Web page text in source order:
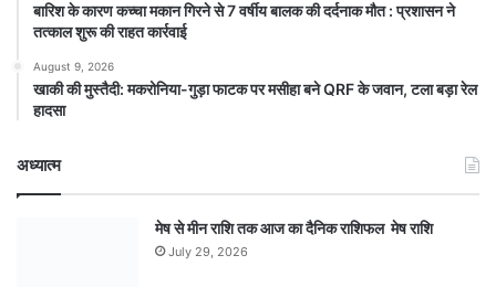
बारिश के कारण कच्चा मकान गिरने से 7 वर्षीय बालक की दर्दनाक मौत : प्रशासन ने
तत्काल शुरू की राहत कार्रवाई
August 9, 2026
खाकी की मुस्तैदी: मकरोनिया-गुड़ा फाटक पर मसीहा बने QRF के जवान, टला बड़ा रेल
हादसा
अध्यात्म
मेष से मीन राशि तक आज का दैनिक राशिफल मेष राशि
July 29, 2026